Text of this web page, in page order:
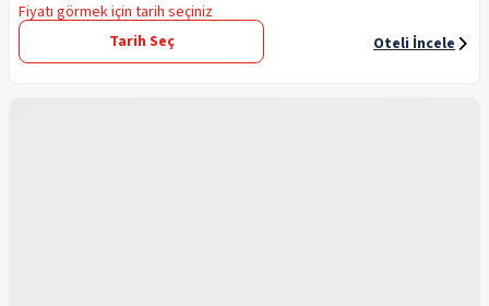
Fiyatı görmek için tarih seçiniz
Tarih Seç
Oteli İncele